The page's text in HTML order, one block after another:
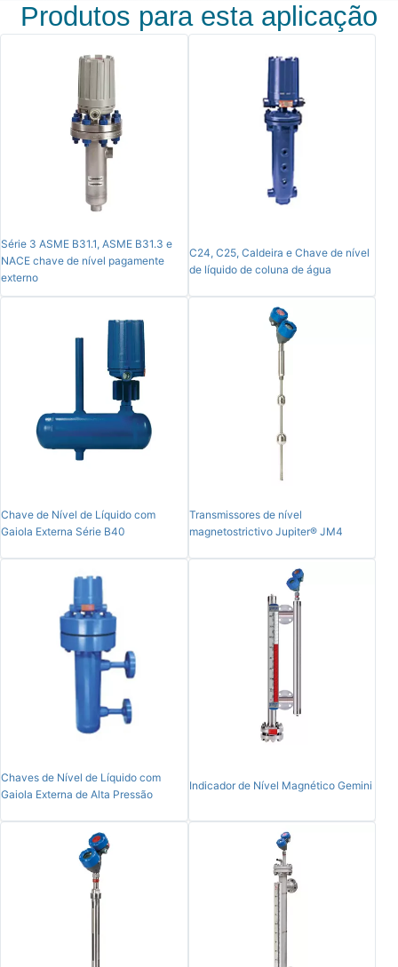
Produtos para esta aplicação
Série 3 ASME B31.1, ASME B31.3 e
NACE chave de nível pagamente
externo
C24, C25, Caldeira e Chave de nível
de líquido de coluna de água
Chave de Nível de Líquido com
Gaiola Externa Série B40
Transmissores de nível
magnetostrictivo Jupiter® JM4
Chaves de Nível de Líquido com
Gaiola Externa de Alta Pressão
Indicador de Nível Magnético Gemini